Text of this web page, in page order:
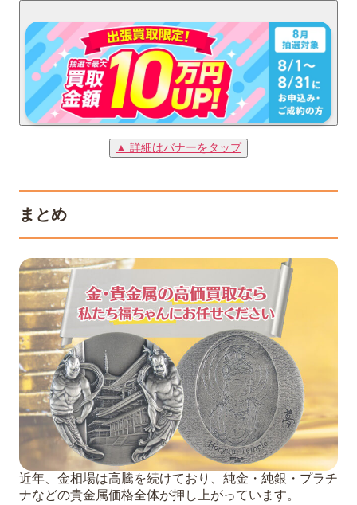
▲ 詳細はバナーをタップ
まとめ
近年、金相場は高騰を続けており、純金・純銀・プラチ
ナなどの貴金属価格全体が押し上がっています。